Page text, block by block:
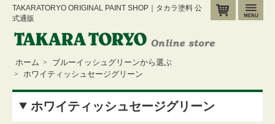
カート
TAKARATORYO ORIGINAL PAINT SHOP｜タカラ塗料 公
式通販
ホーム > ブルーイッシュグリーンから選ぶ
> ホワイティッシュセージグリーン
ホワイティッシュセージグリーン